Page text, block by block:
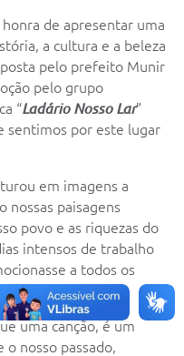
de apresentar uma
a cultura e a beleza
pelo prefeito Munir
pelo grupo
“Ladário Nosso Lar”
sentimos por este lugar
em imagens a
nossas paisagens
povo e as riquezas do
intensos de trabalho
a todos os
uma canção, é um
nosso passado,